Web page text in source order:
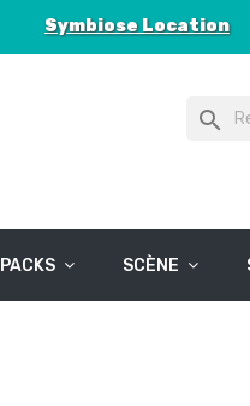
Symbiose Location
search
PACKS SCÈNE